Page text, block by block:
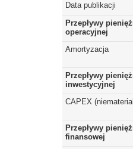
Data publikacji
Przepływy
operacyjnej
Amortyzacja
Przepływy
inwestycyjnej
CAPEX
Przepływy
finansowej